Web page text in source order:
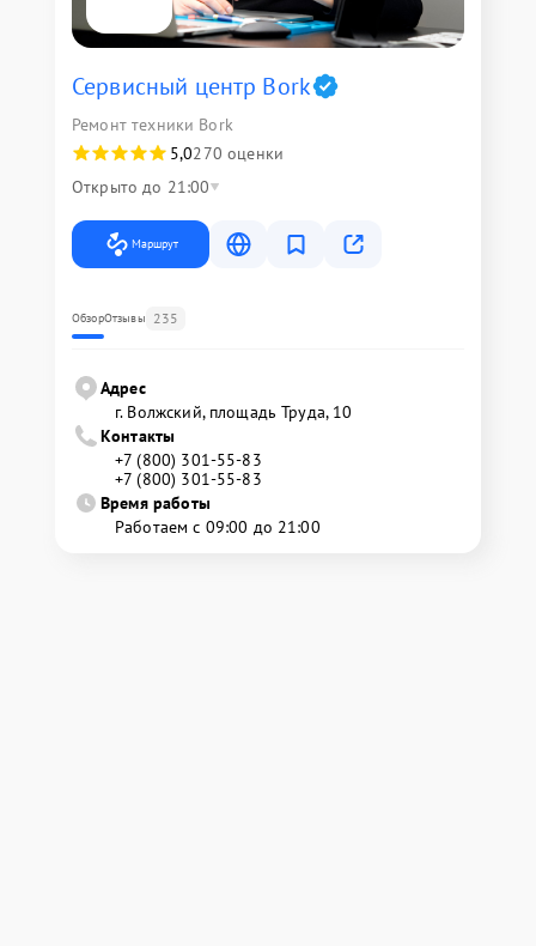
Сервисный центр Bork
Ремонт техники Bork
5,0270 оценки
Открыто до 21:00
Маршрут
ОбзорОтзывы 235
Адрес
г. Волжский, площадь Труда, 10
Контакты
+7 (800) 301-55-83
+7 (800) 301-55-83
Время работы
Работаем с 09:00 до 21:00